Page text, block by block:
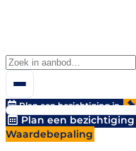
Plan een bezichtiging in
Plan een
Waardebepaling